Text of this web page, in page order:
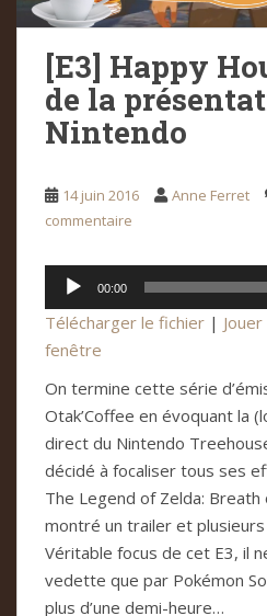
[E3] Happy
de la
Nintendo
14 juin 2016 Anne Ferret
commentaire
Lecteur
audio
00:00
Télécharger le fichier |
fenêtre
On termine cette série
Otak’Coffee en évoquant la
direct du Nintendo
décidé à focaliser tous ses
The Legend of Zelda:
montré un trailer et
Véritable focus de cet E3, il
vedette que par Pokémon
plus d’une demi-heure…